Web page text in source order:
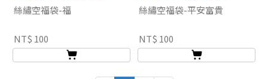
絲繡空福袋-福
NT$ 100
絲繡空福袋-平安富貴
NT$ 100